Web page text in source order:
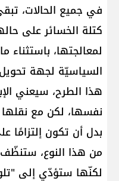
في جميع الحالات،
كتلة الخسائر على
لمعالجتها، باستثناء
السياسيّة لجهة
هذا الطرح، سيعني
نفسها، لكن مع نقلها
بدل أن تكون إلتزامًا
من هذا النوع، ستنظّف
لكنّها ستؤدّي إلى